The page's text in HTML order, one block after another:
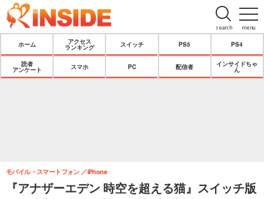
menu
search
ホーム
アクセス
ランキング
スイッチ PS5 PS4
読者
アンケート
スマホ PC 配信者
インサイドちゃ
ん
『アナザーエデン 時空を超える猫』スイッチ版
モバイル・スマートフォン iPhone